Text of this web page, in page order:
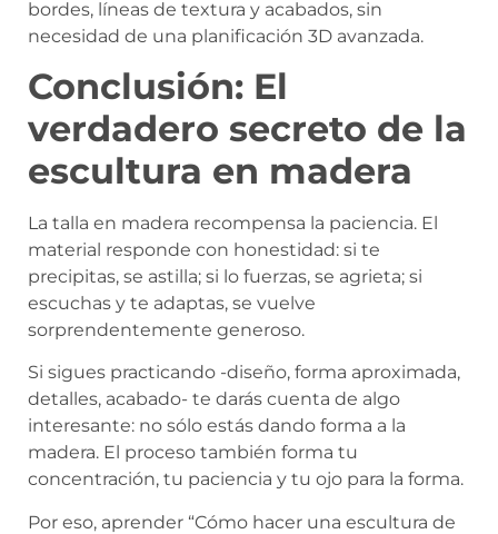
bordes, líneas de textura y acabados, sin
necesidad de una planificación 3D avanzada.
Conclusión: El
verdadero secreto de la
escultura en madera
La talla en madera recompensa la paciencia. El
material responde con honestidad: si te
precipitas, se astilla; si lo fuerzas, se agrieta; si
escuchas y te adaptas, se vuelve
sorprendentemente generoso.
Si sigues practicando -diseño, forma aproximada,
detalles, acabado- te darás cuenta de algo
interesante: no sólo estás dando forma a la
madera. El proceso también forma tu
concentración, tu paciencia y tu ojo para la forma.
Por eso, aprender “Cómo hacer una escultura de